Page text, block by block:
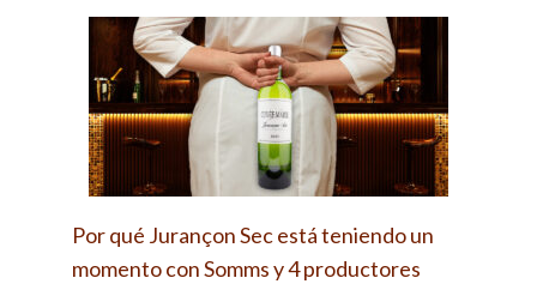
Por qué Jurançon Sec está teniendo un
momento con Somms y 4 productores